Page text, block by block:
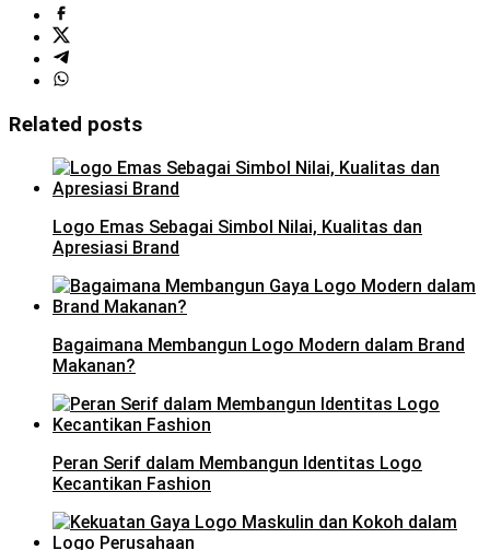
Related posts
Logo Emas Sebagai Simbol Nilai, Kualitas dan
Apresiasi Brand
Bagaimana Membangun Logo Modern dalam Brand
Makanan?
Peran Serif dalam Membangun Identitas Logo
Kecantikan Fashion